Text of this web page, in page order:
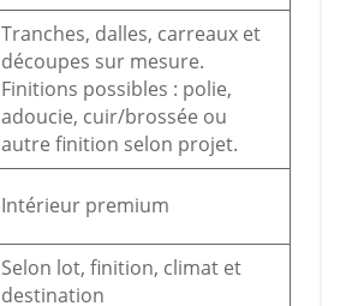
Tranches, dalles, carreaux et
découpes sur mesure.
Finitions possibles : polie,
adoucie, cuir/brossée ou
autre finition selon projet.
Intérieur premium
Selon lot, finition, climat et
destination